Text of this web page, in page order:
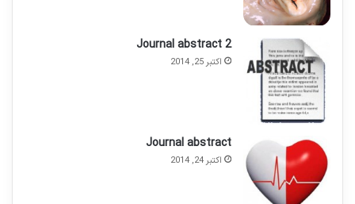
Journal abstract 2
اکتبر 25, 2014
Journal abstract
اکتبر 24, 2014